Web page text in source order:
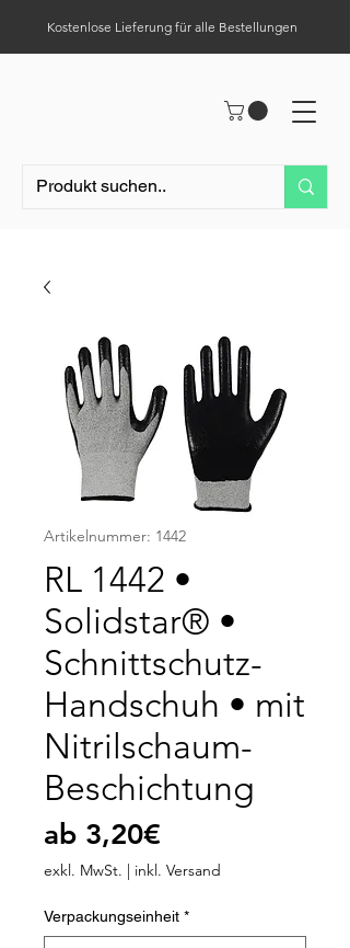
Kostenlose Lieferung für alle Bestellungen
Artikelnummer: 1442
RL 1442 •
Solidstar® •
Schnittschutz-
Handschuh • mit
Nitrilschaum-
Beschichtung
ab 3,20€
Preis
exkl. MwSt. | inkl. Versand
Verpackungseinheit *